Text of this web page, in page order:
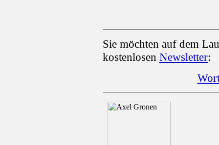
Sie möchten auf dem
kostenlosen Newsletter: